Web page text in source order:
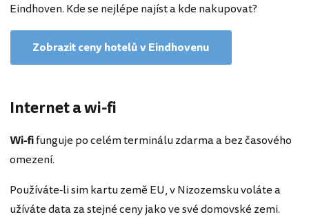
Eindhoven. Kde se nejlépe najíst a kde nakupovat?
Zobrazit ceny hotelů v Eindhovenu
Internet a wi-fi
Wi-fifunguje po celém terminálu zdarma a bez časového
omezení.
Používáte-li sim kartu země EU, v Nizozemsku voláte a
užíváte data za stejné ceny jako ve své domovské zemi.